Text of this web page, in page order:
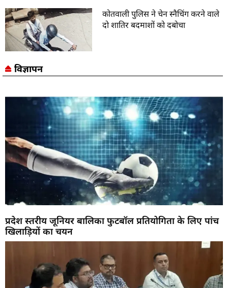
कोतवाली पुलिस ने चेन स्नैचिंग करने वाले
दो शातिर बदमाशों को दबोचा
विज्ञापन
प्रदेश स्तरीय जूनियर बालिका फुटबॉल प्रतियोगिता के लिए पांच
खिलाड़ियों का चयन